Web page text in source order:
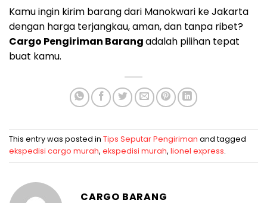
Kamu ingin kirim barang dari Manokwari ke Jakarta
dengan harga terjangkau, aman, dan tanpa ribet?
Cargo Pengiriman Barangadalah pilihan tepat
buat kamu.
This entry was posted in Tips Seputar Pengiriman and tagged
ekspedisi cargo murah, ekspedisi murah, lionel express.
CARGO BARANG